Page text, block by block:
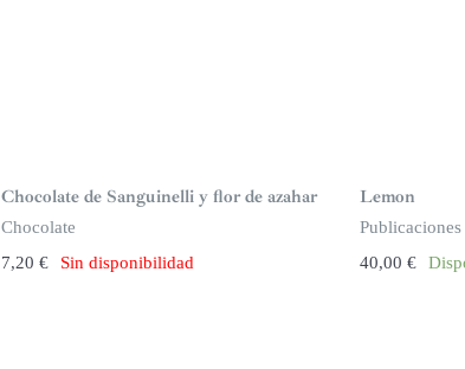
n
s
t
o
k
Chocolate de Sanguinelli y flor de azahar
Chocolate
7,20€ Sin disponibilidad
Lemon
Publicaciones
40,00 €